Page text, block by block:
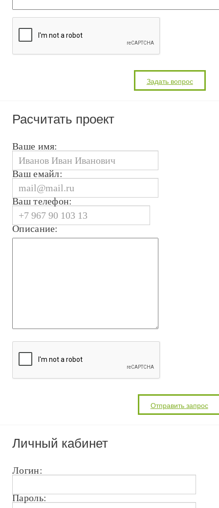
Расчитать проект
Ваше имя:
Ваш емайл:
Ваш телефон:
Описание:
Личный кабинет
Логин:
Пароль: